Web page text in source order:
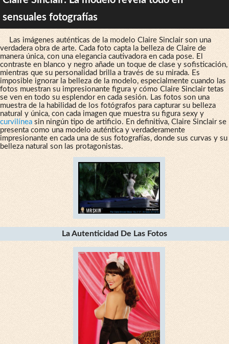
sensuales fotografías
Las imágenes auténticas de la modelo Claire Sinclair son una
verdadera obra de arte. Cada foto capta la belleza de Claire de
manera única, con una elegancia cautivadora en cada pose. El
contraste en blanco y negro añade un toque de clase y sofisticación,
mientras que su personalidad brilla a través de su mirada. Es
imposible ignorar la belleza de la modelo, especialmente cuando las
fotos muestran su impresionante figura y cómo Claire Sinclair tetas
se ven en todo su esplendor en cada sesión. Las fotos son una
muestra de la habilidad de los fotógrafos para capturar su belleza
natural y única, con cada imagen que muestra su figura sexy y
curvilínea sin ningún tipo de artificio. En definitiva, Claire Sinclair se
presenta como una modelo auténtica y verdaderamente
impresionante en cada una de sus fotografías, donde sus curvas y su
belleza natural son las protagonistas.
La Autenticidad De Las Fotos